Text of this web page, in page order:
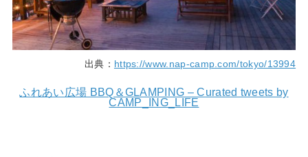
出典： https://www.nap-camp.com/tokyo/13994
ふれあい広場 BBQ＆GLAMPING – Curated tweets by
CAMP_ING_LIFE